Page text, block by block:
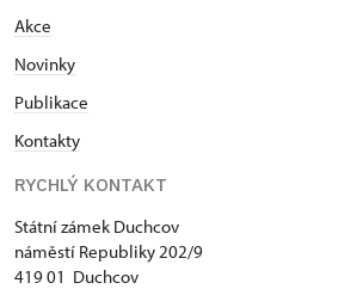
Akce
Novinky
Publikace
Kontakty
RYCHLÝ KONTAKT
Státní zámek Duchcov
náměstí Republiky 202/9
419 01 Duchcov